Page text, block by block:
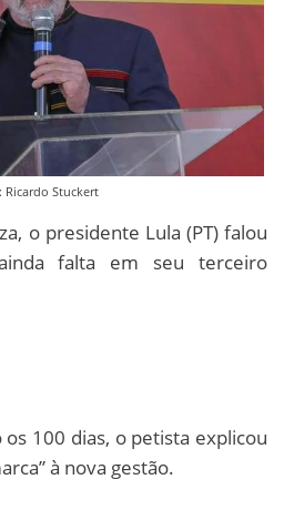
Ricardo Stuckert
o presidente Lula (PT) falou
falta em seu terceiro
100 dias, o petista explicou
à nova gestão.